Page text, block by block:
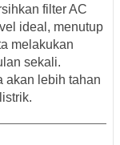
filter AC
ideal, menutup
melakukan
sekali.
akan lebih tahan